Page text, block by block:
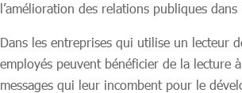
l’amélioration des relations publiques dans
Dans les entreprises qui utilise un lecteur
employés peuvent bénéficier de la lecture
messages qui leur incombent pour le